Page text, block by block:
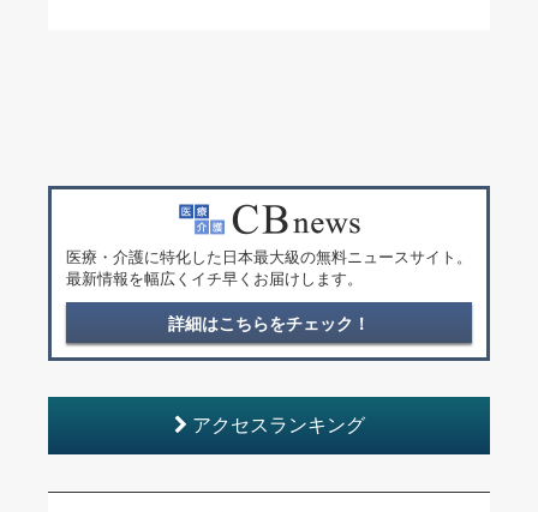
医療・介護に特化した日本最大級の無料ニュースサイト。
最新情報を幅広くイチ早くお届けします。
詳細はこちらをチェック！
アクセスランキング